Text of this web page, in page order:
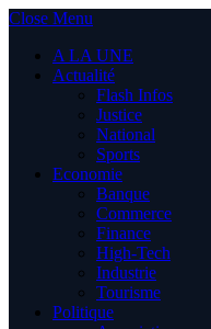
Close Menu
A LA UNE
Actualité
Flash Infos
Justice
National
Sports
Economie
Banque
Commerce
Finance
High-Tech
Industrie
Tourisme
Politique